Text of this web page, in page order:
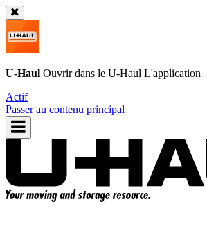
U-Haul Ouvrir dans le U-Haul L'application
Actif
Passer au contenu principal